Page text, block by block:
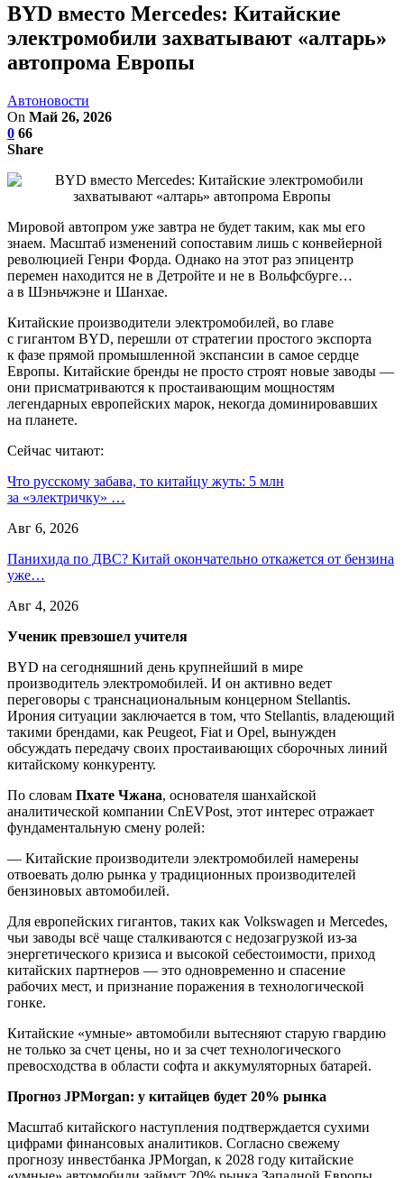
BYD вместо Mercedes: Китайские
электромобили захватывают «алтарь»
автопрома Европы
Автоновости
On Май 26, 2026
0 66
Share
Мировой автопром уже завтра не будет таким, как мы его
знаем. Масштаб изменений сопоставим лишь с конвейерной
революцией Генри Форда. Однако на этот раз эпицентр
перемен находится не в Детройте и не в Вольфсбурге…
а в Шэньчжэне и Шанхае.
Китайские производители электромобилей, во главе
с гигантом BYD, перешли от стратегии простого экспорта
к фазе прямой промышленной экспансии в самое сердце
Европы. Китайские бренды не просто строят новые заводы —
они присматриваются к простаивающим мощностям
легендарных европейских марок, некогда доминировавших
на планете.
Сейчас читают:
Что русскому забава, то китайцу жуть: 5 млн
за «электричку» …
Авг 6, 2026
Панихида по ДВС? Китай окончательно откажется от бензина
уже…
Авг 4, 2026
Ученик превзошел учителя
BYD на сегодняшний день крупнейший в мире
производитель электромобилей. И он активно ведет
переговоры с транснациональным концерном Stellantis.
Ирония ситуации заключается в том, что Stellantis, владеющий
такими брендами, как Peugeot, Fiat и Opel, вынужден
обсуждать передачу своих простаивающих сборочных линий
китайскому конкуренту.
По словам Пхате Чжана, основателя шанхайской
аналитической компании CnEVPost, этот интерес отражает
фундаментальную смену ролей:
— Китайские производители электромобилей намерены
отвоевать долю рынка у традиционных производителей
бензиновых автомобилей.
Для европейских гигантов, таких как Volkswagen и Mercedes,
чьи заводы всё чаще сталкиваются с недозагрузкой из-за
энергетического кризиса и высокой себестоимости, приход
китайских партнеров — это одновременно и спасение
рабочих мест, и признание поражения в технологической
гонке.
Китайские «умные» автомобили вытесняют старую гвардию
не только за счет цены, но и за счет технологического
превосходства в области софта и аккумуляторных батарей.
Прогноз JPMorgan: у китайцев будет 20% рынка
Масштаб китайского наступления подтверждается сухими
цифрами финансовых аналитиков. Согласно свежему
прогнозу инвестбанка JPMorgan, к 2028 году китайские